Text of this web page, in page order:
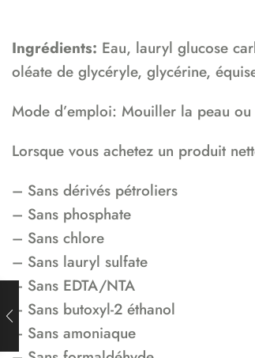
Ingrédients: Eau, lauryl glucose
oléate de glycéryle, glycérine,
Mode d’emploi: Mouiller la peau
Lorsque vous achetez un produit
– Sans dérivés pétroliers
– Sans phosphate
– Sans chlore
– Sans lauryl sulfate
– Sans EDTA/NTA
– Sans butoxyl-2 éthanol
– Sans amoniaque